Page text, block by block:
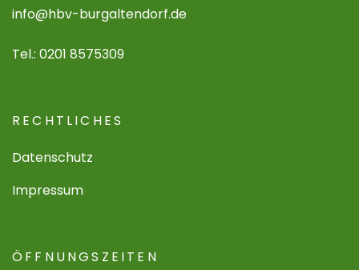
info@hbv-burgaltendorf.de
Tel.: 0201 8575309
RECHTLICHES
Datenschutz
Impressum
ÖFFNUNGSZEITEN